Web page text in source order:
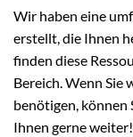
Wir haben eine
erstellt, die Ihnen
finden diese
Bereich. Wenn Sie
benötigen, können
Ihnen gerne weiter!